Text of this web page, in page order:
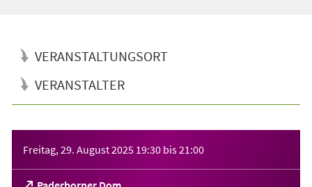
VERANSTALTUNGSORT
VERANSTALTER
Freitag, 29. August 2025 19:30 bis21:00